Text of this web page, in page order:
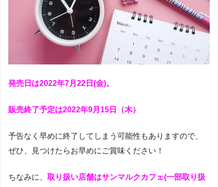
発売日は2022年7月22日(金)。
販売終了予定は2022年9月15日（木）
予告なく早めに終了してしまう可能性もありますので、
ぜひ、見つけたらお早めにご賞味ください！
ちなみに、 取り扱い店舗はサンマルクカフェ(一部取り扱